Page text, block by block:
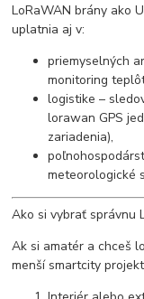
LoRaWAN brány ako
uplatnia aj v:
priemyselných
monitoring
logistike –
lorawan GPS
zariadenia),
meteorologické
Ako si vybrať správnu
Ak si amatér a chceš
menší smartcity